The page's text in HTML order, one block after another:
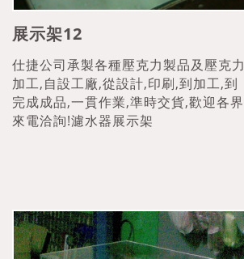
展示架12
仕捷公司承製各種壓克力製品及壓克力
加工,自設工廠,從設計,印刷,到加工,到
完成成品,一貫作業,準時交貨,歡迎各界
來電洽詢!濾水器展示架